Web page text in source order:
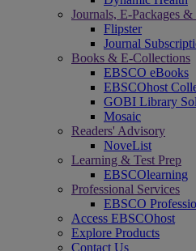
Journals, E-Packages
Flipster
Journal
Books & E-Collections
EBSCO eBooks
EBSCOhost
GOBI Library
Mosaic
Readers' Advisory
NoveList
Learning & Test Prep
EBSCOlearning
Professional Services
EBSCO
Access EBSCOhost
Explore Products
Contact Us